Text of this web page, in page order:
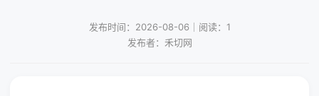
发布时间：2026-08-06｜阅读：1
发布者：禾切网